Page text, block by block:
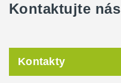
Kontaktujte nás
Kontakty